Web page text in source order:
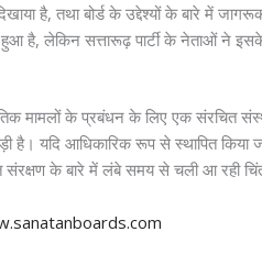
है, तथा बोर्ड के उद्देश्यों के बारे में
है, लेकिन सत्तारूढ़ पार्टी के नेताओं ने
मामलों के प्रबंधन के लिए एक संरचित
यदि आधिकारिक रूप से स्थापित किया
संरक्षण के बारे में लंबे समय से चली आ रही